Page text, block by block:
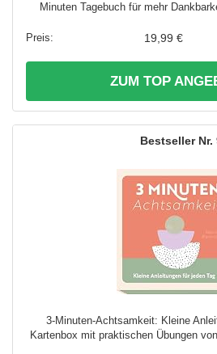
Minuten Tagebuch für mehr
19,99 €
ZUM TOP
3-Minuten-Achtsamkeit: Kleine
Kartenbox mit praktischen Übungen